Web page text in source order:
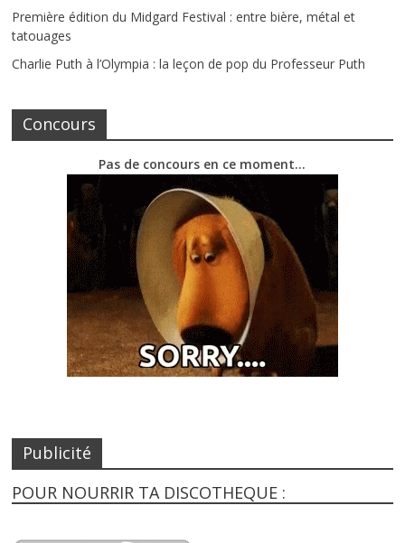
Première édition du Midgard Festival : entre bière, métal et
tatouages
Charlie Puth à l’Olympia : la leçon de pop du Professeur Puth
Concours
Pas de concours en ce moment…
Publicité
POUR NOURRIR TA DISCOTHEQUE :